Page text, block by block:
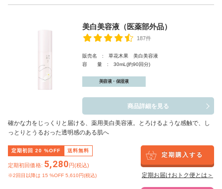
美白美容液（医薬部外品）
187件
販売名 : 草花木果 美白美容液
容 量 : 30mL(約90回分)
美容液・保湿液
商品詳細を見る
確かな力をじっくりと届ける、薬用美白美容液。とろけるような感触で、し
っとりとうるおった透明感のある肌へ
定期初回 20 %OFF 送料無料
定期初回価格: 5,280円(税込)
※2回目以降は 15 %OFF 5,610円(税込)
定期購入する
定期お届けおトク便とは＞